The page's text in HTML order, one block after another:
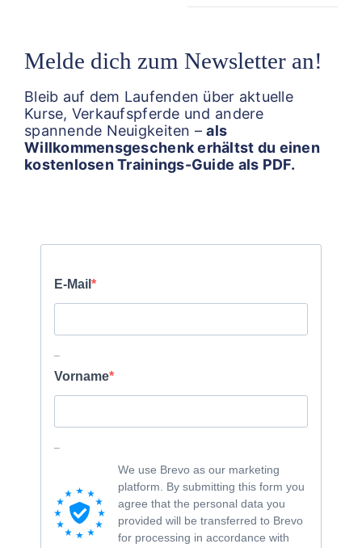
Melde dich zum Newsletter an!
Bleib auf dem Laufenden über aktuelle
Kurse, Verkaufspferde und andere
spannende Neuigkeiten –als
Willkommensgeschenk erhältst du einen
kostenlosen Trainings-Guide als PDF.